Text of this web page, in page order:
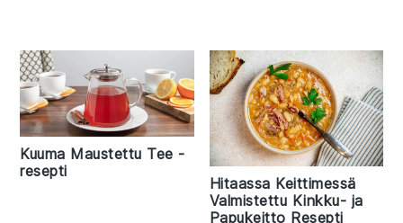
Kuuma Maustettu Tee -
resepti
Hitaassa Keittimessä
Valmistettu Kinkku- ja
Papukeitto Resepti